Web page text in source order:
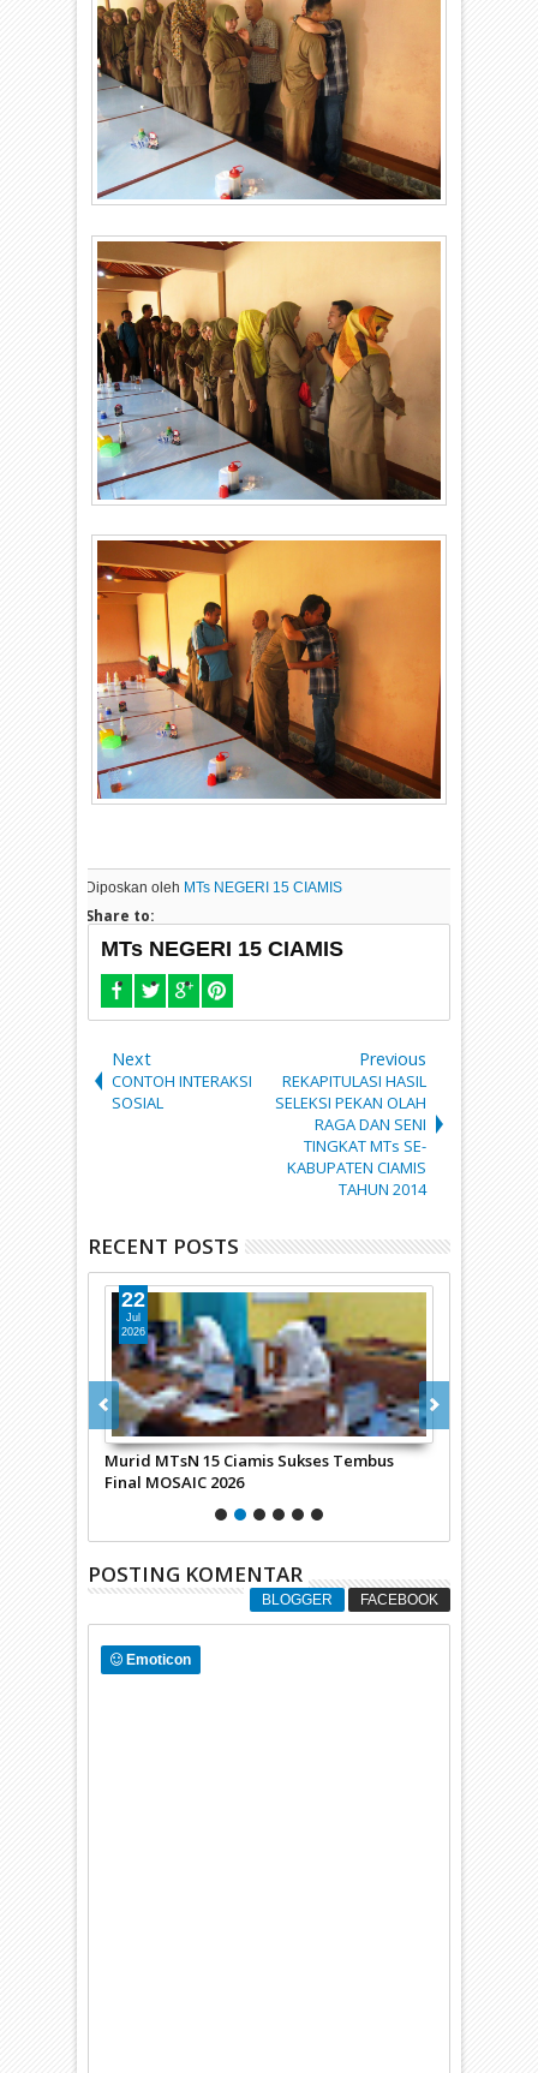
Diposkan oleh MTs NEGERI 15 CIAMIS
Share to:
MTs NEGERI 15 CIAMIS
Next
CONTOH INTERAKSI
SOSIAL
Previous
REKAPITULASI HASIL
SELEKSI PEKAN OLAH
RAGA DAN SENI
TINGKAT MTs SE-
KABUPATEN CIAMIS
TAHUN 2014
RECENT POSTS
Murid MTsN 15 Ciamis Sukses Tembus
Final MOSAIC 2026
22
Jul
2026
POSTING KOMENTAR
BLOGGER FACEBOOK
Emoticon